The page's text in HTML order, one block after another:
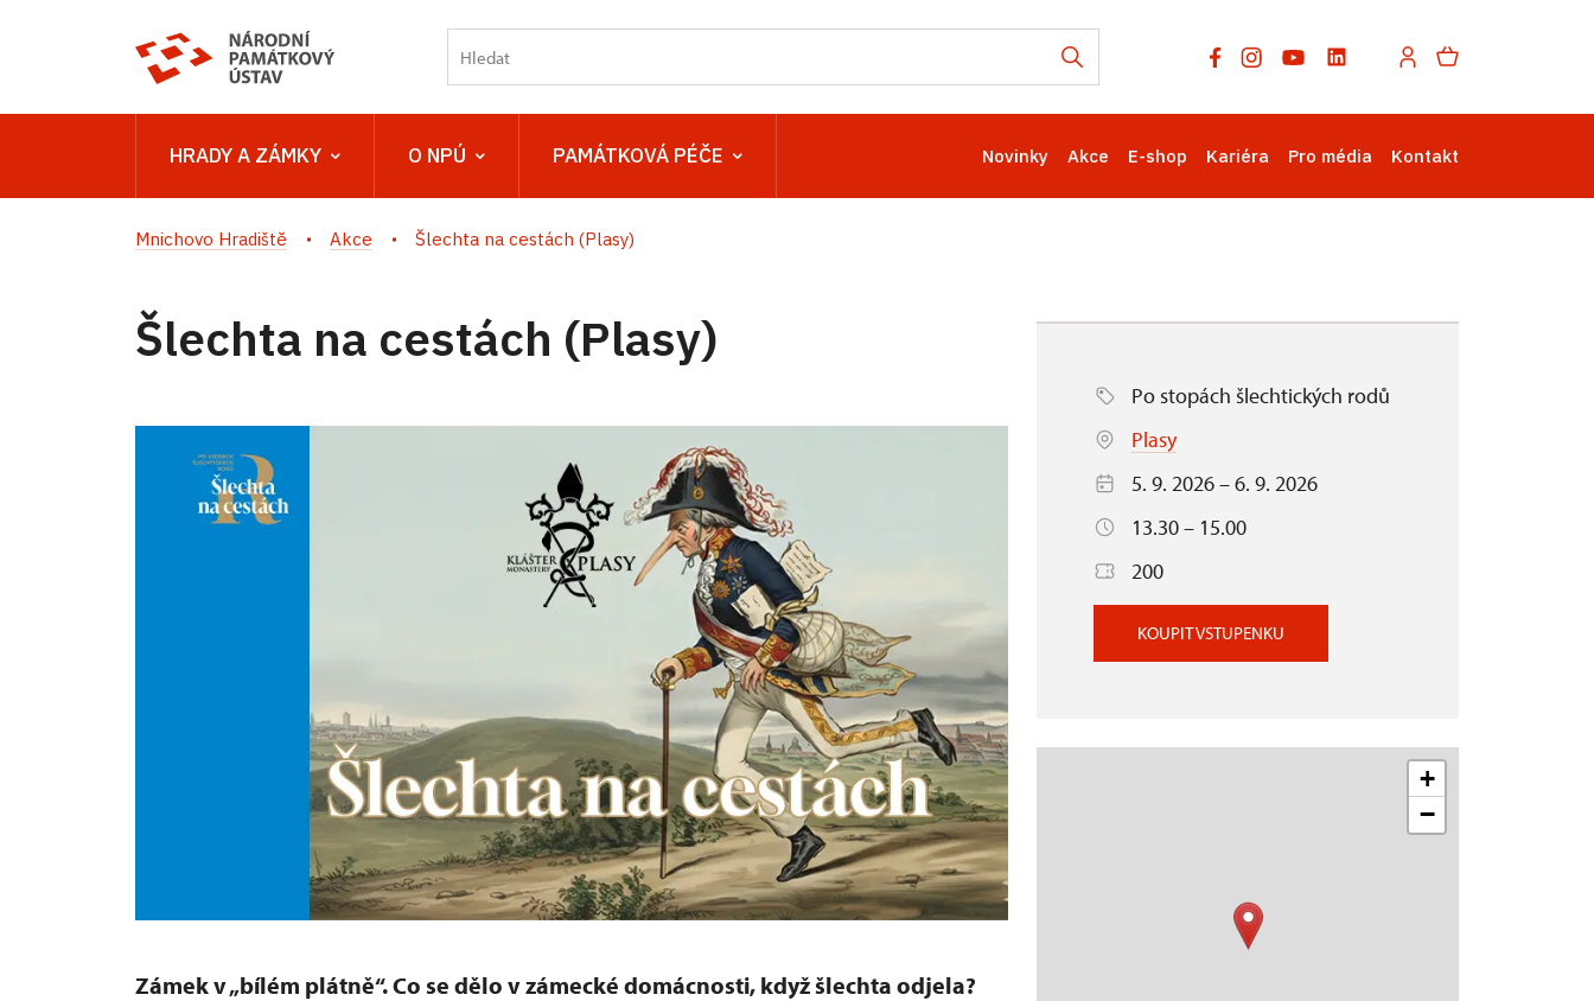
HRADY A ZÁMKY O NPÚ PAMÁTKOVÁ PÉČE Novinky Akce E-shop Kariéra Pro média Kontakt
Mnichovo Hradiště Akce Šlechta na cestách (Plasy)
Šlechta na cestách (Plasy)
Zámek v „bílém plátně“.Co se dělo v zámecké domácnosti, když šlechta odjela?
Po stopách šlechtických rodů
Plasy
5. 9. 2026 – 6. 9. 2026
13.30 – 15.00
200
KOUPIT VSTUPENKU
+
−